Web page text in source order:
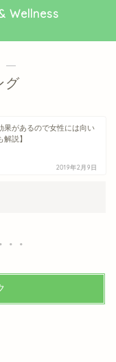
Wellness
―
グ
果があるので女性には向い
説】
2019年2月9日